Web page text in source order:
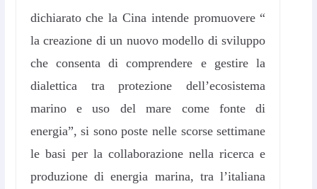
dichiarato che la Cina intende promuovere “
la creazione di un nuovo modello di sviluppo
che consenta di comprendere e gestire la
dialettica tra protezione dell’ecosistema
marino e uso del mare come fonte di
energia”, si sono poste nelle scorse settimane
le basi per la collaborazione nella ricerca e
produzione di energia marina, tra l’italiana